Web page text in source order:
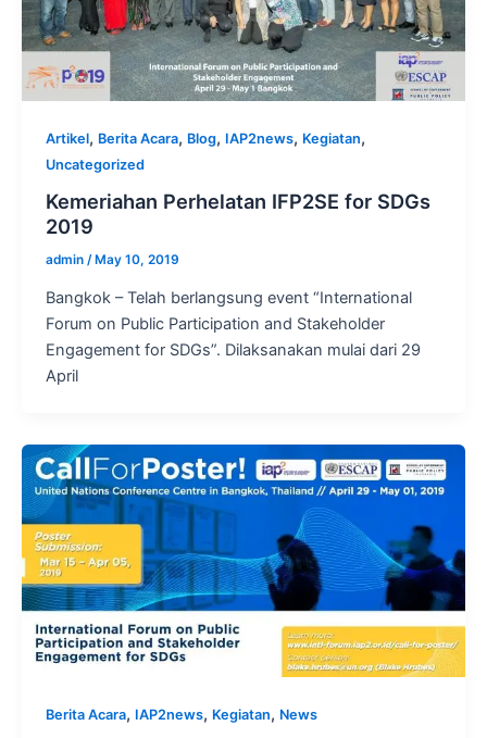
Artikel, Berita Acara, Blog, IAP2news, Kegiatan,
Uncategorized
Kemeriahan Perhelatan IFP2SE for SDGs
2019
admin / May 10, 2019
Bangkok – Telah berlangsung event “International
Forum on Public Participation and Stakeholder
Engagement for SDGs”. Dilaksanakan mulai dari 29
April
Berita Acara, IAP2news, Kegiatan, News